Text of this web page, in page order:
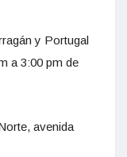
y Portugal
a 3:00 pm de
avenida